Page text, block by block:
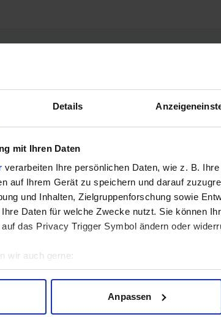
Details
mit Ihren Daten
verarbeiten Ihre persönlichen Daten, wie z. B.
auf Ihrem Gerät zu speichern und darauf
und Inhalten, Zielgruppenforschung sowie
Daten für welche Zwecke nutzt. Sie können
das Privacy Trigger Symbol ändern oder
wir auch gerne:
Lage erfassen, welche bis auf einige
Ihre persönlichen Daten verarbeitet werden, und
Anpassen
H610E, H670, H770, Q670, Q670E, R680E, Z690, Z790,
4.0 x8)